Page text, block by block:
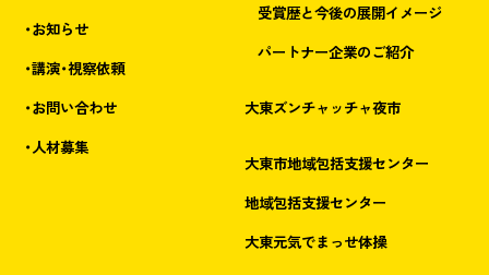
・お知らせ
・講演・視察依頼
・お問い合わせ
・人材募集
受賞歴と今後の展開イメージ
パートナー企業のご紹介
大東ズンチャッチャ夜市
大東市地域包括支援センター
地域包括支援センター
大東元気でまっせ体操